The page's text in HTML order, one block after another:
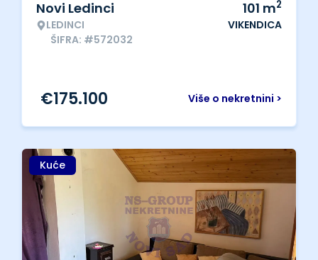
Novi Ledinci
LEDINCI
ŠIFRA: #572032
101 m2
VIKENDICA
Više o nekretnini >
€175.100
Kuće